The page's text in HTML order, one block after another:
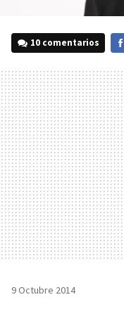
10 comentarios
9 Octubre 2014